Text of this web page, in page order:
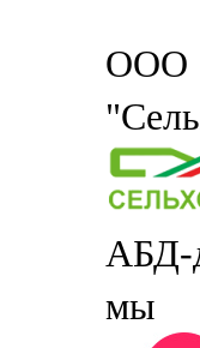
ООО
АБД-
мы